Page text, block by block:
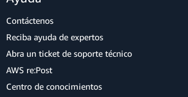
Contáctenos
Reciba ayuda de expertos
Abra un ticket de soporte técnico
AWS re:Post
Centro de conocimientos